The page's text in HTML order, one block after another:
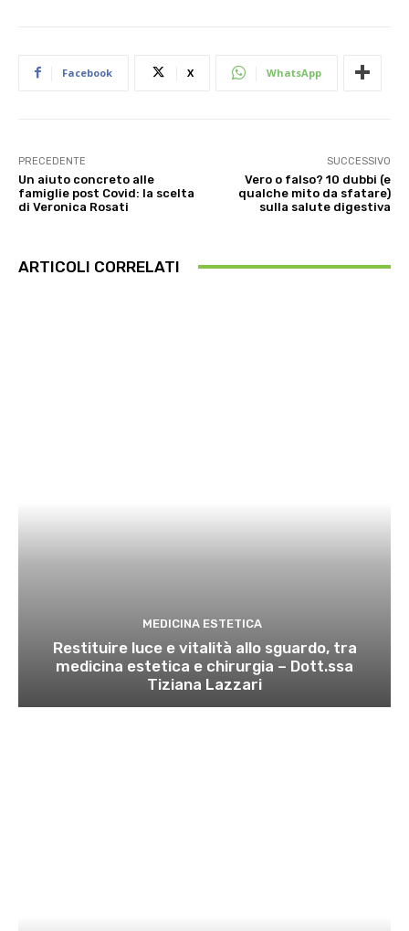
Facebook X WhatsApp
PRECEDENTE
Un aiuto concreto alle
famiglie post Covid: la scelta
di Veronica Rosati
SUCCESSIVO
Vero o falso? 10 dubbi (e
qualche mito da sfatare)
sulla salute digestiva
ARTICOLI CORRELATI
MEDICINA ESTETICA
Restituire luce e vitalità allo sguardo, tra
medicina estetica e chirurgia – Dott.ssa
Tiziana Lazzari